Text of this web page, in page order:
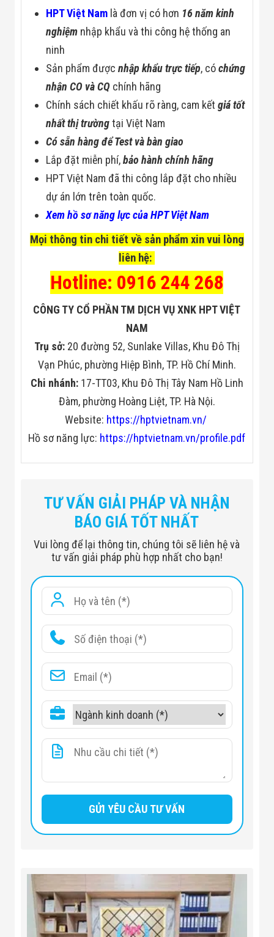
HPT Việt Nam là đơn vị có hơn 16 năm kinh
nghiệm nhập khẩu và thi công hệ thống an
ninh
Sản phẩm đượcnhập khẩu trực tiếp, cóchứng
nhận CO và CQ chính hãng
Chính sách chiết khấu rõ ràng, cam kếtgiá tốt
nhất thị trườngtại Việt Nam
Có sẵn hàng để Test và bàn giao
Lắp đặt miễn phí,bảo hành chính hãng
HPT Việt Nam đã thi công lắp đặt cho nhiều
dự án lớn trên toàn quốc.
Xem hồ sơ năng lực của HPT Việt Nam
Mọi thông tin chi tiết về sản phẩm xin vui lòng
liên hệ:
Hotline: 0916 244 268
CÔNG TY CỔ PHẦN TM DỊCH VỤ XNK HPT VIỆT
NAM
Trụ sở: 20 đường 52, Sunlake Villas, Khu Đô Thị
Vạn Phúc, phường Hiệp Bình, TP. Hồ Chí Minh.
Chi nhánh:17-TT03, Khu Đô Thị Tây Nam Hồ Linh
Đàm, phường Hoàng Liệt, TP. Hà Nội.
Website: https://hptvietnam.vn/
Hồ sơ năng lực: https://hptvietnam.vn/profile.pdf
(87.0" × 36.5" × 22.5")
Interior Size
(76.8" × 28.1" × 22.5")
Packing Size
2409 mm × 868 mm × 304 mm
(94.8" × 34.2" × 12.0")
Net Weight
45 kg (99.2 lb)
Gross Weight 52 (with camera)
Voltage
12V, 100-240V AC Power adapter
included in the package
Max Power
Standby Power
Consumption
10W
TƯ VẤN GIẢI PHÁP VÀ NHẬN
BÁO GIÁ TỐT NHẤT
Vui lòng để lại thông tin, chúng tôi sẽ liên hệ và
tư vấn giải pháp phù hợp nhất cho bạn!